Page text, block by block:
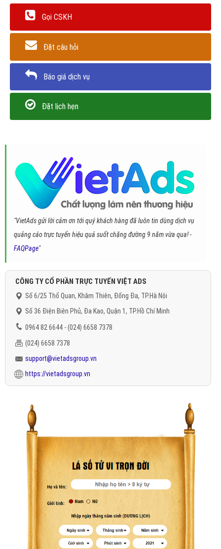
Gọi CSKH
Đặt câu hỏi
Báo giá dịch vụ
Đặt lịch hẹn
"VietAds gửi lời cảm ơn tới quý khách hàng đã luôn tin dùng dịch vụ
quảng cáo trực tuyến hiệu quả suốt chặng đường 9 năm vừa qua! -
FAQPage"
CÔNG TY CỔ PHẦN TRỰC TUYẾN VIỆT ADS
Số 6/25 Thổ Quan, Khâm Thiên, Đống Đa, TP.Hà Nội
Số 36 Điện Biên Phủ, Đa Kao, Quận 1, TP.Hồ Chí Minh
0964 82 6644 - (024) 6658 7378
(024) 6658 7378
support@vietadsgroup.vn
https://vietadsgroup.vn